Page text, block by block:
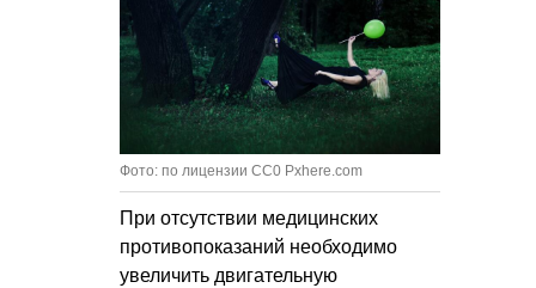
Фото: по лицензии CC0 Pxhere.com
При отсутствии медицинских
противопоказаний необходимо
увеличить двигательную